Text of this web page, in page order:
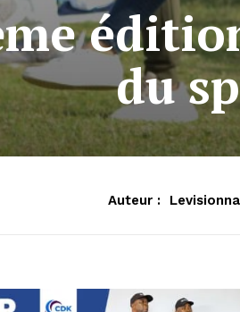
du
Auteur :